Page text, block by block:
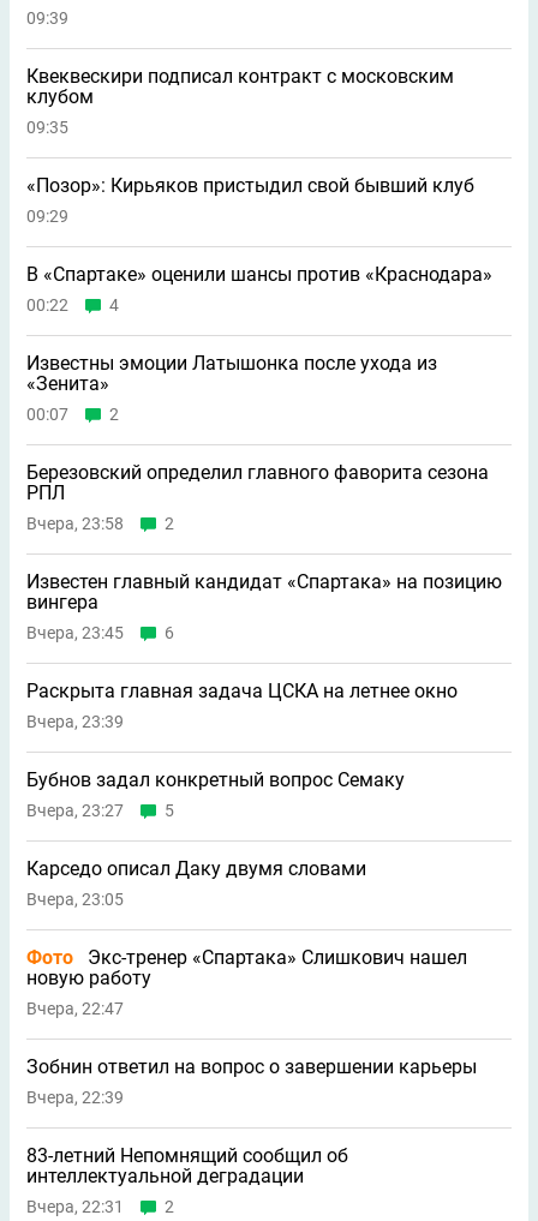
09:39
Квеквескири подписал контракт с московским
клубом
09:35
«Позор»: Кирьяков пристыдил свой бывший клуб
09:29
В «Спартаке» оценили шансы против «Краснодара»
00:22 4
Известны эмоции Латышонка после ухода из
«Зенита»
00:07 2
Березовский определил главного фаворита сезона
РПЛ
Вчера, 23:58 2
Известен главный кандидат «Спартака» на позицию
вингера
Вчера, 23:45 6
Раскрыта главная задача ЦСКА на летнее окно
Вчера, 23:39
Бубнов задал конкретный вопрос Семаку
Вчера, 23:27 5
Карседо описал Даку двумя словами
Вчера, 23:05
Фото
Экс-тренер «Спартака» Слишкович нашел
новую работу
Вчера, 22:47
Зобнин ответил на вопрос о завершении карьеры
Вчера, 22:39
83-летний Непомнящий сообщил об
интеллектуальной деградации
Вчера, 22:31 2